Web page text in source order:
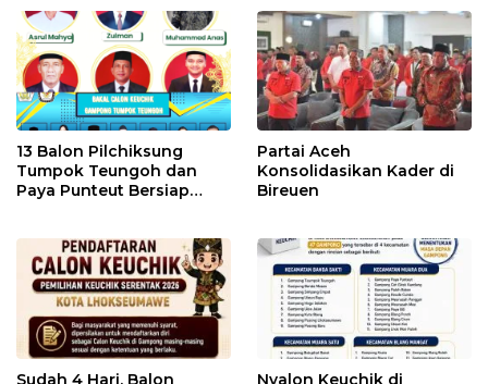
13 Balon Pilchiksung
Tumpok Teungoh dan
Paya Punteut Bersiap
Partai Aceh
Konsolidasikan Kader di
Bireuen
Sudah 4 Hari, Balon
Nyalon Keuchik di